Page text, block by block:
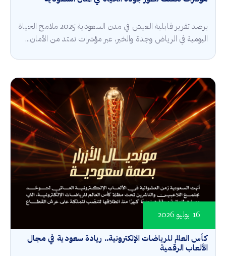
يرصد تقرير قابلية العيش في مدن السعودية 2025 ملامح الحياة
اليومية في الرياض وجدة والخبر، عبر مؤشرات تمتد من الأمان...
كأس العالم للرياضات الإلكترونية.. ريادة سعودية في مجال
الألعاب الرقمية
16 يوليو 2026